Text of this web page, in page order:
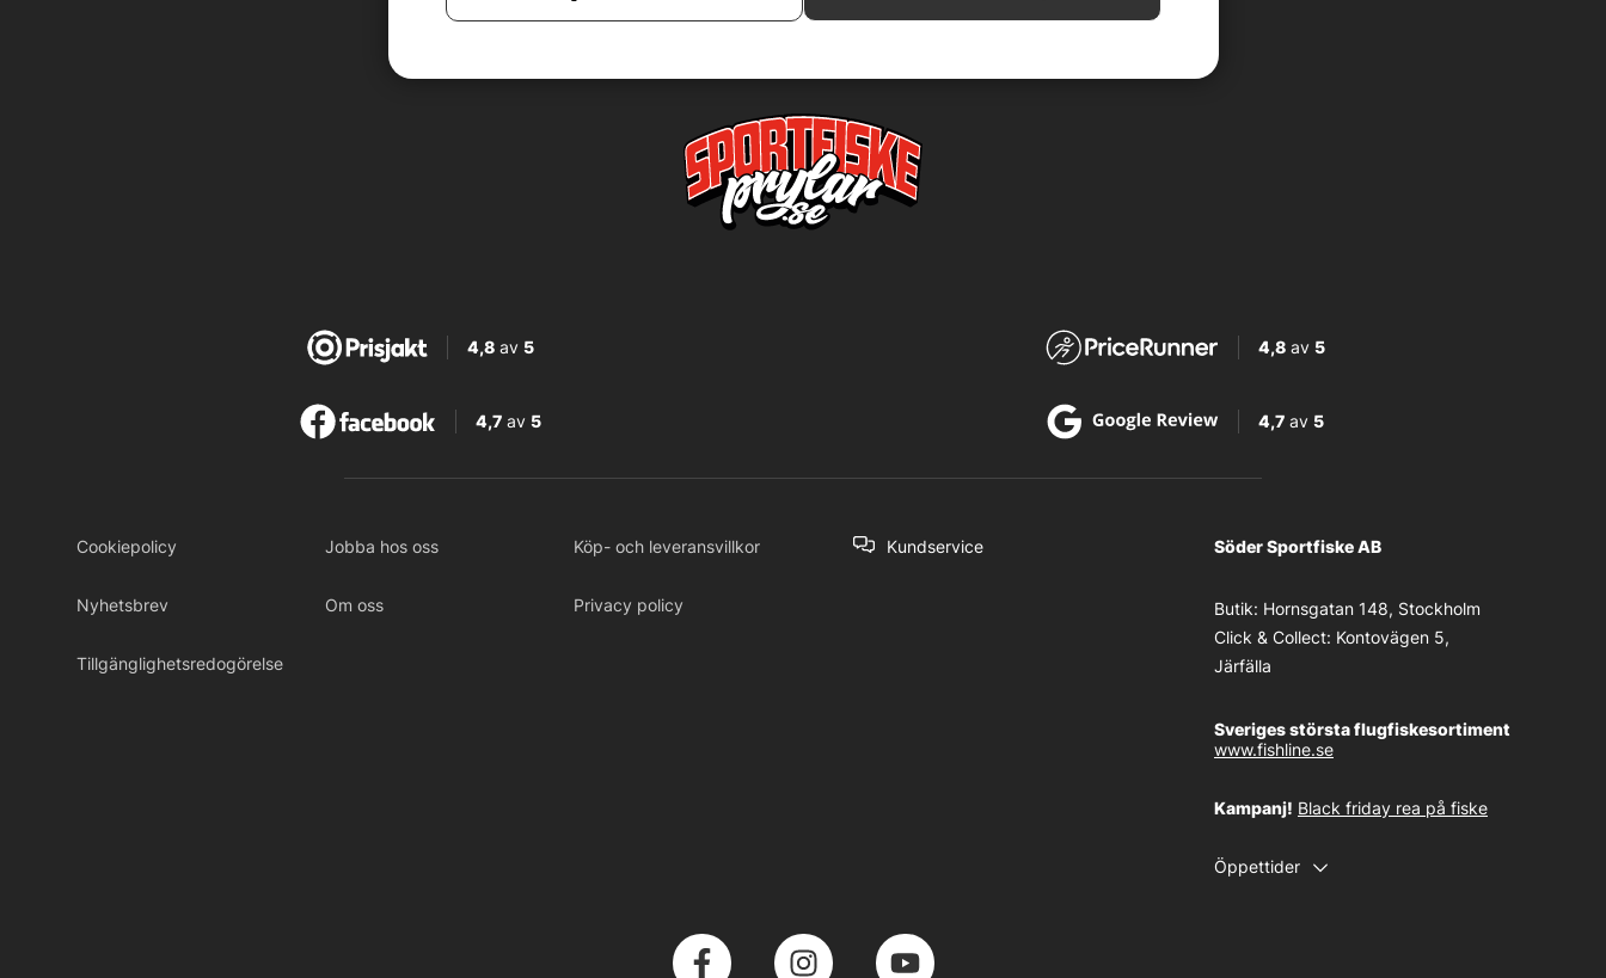
4,8 av5 4,8av 5
4,7av 5 4,7av 5
Cookiepolicy Jobba hos oss Köp- och leveransvillkor
Nyhetsbrev Om oss Privacy policy
Tillgänglighetsredogörelse
Kundservice Söder Sportfiske AB
Butik: Hornsgatan 148, Stockholm
Click & Collect: Kontovägen 5,
Järfälla
Sveriges största flugfiskesortiment
www.fishline.se
Kampanj! Black friday rea på fiske
Öppettider